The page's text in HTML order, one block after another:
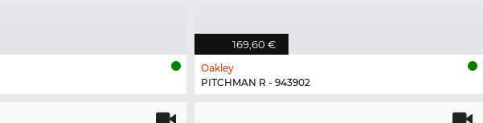
169,60 €
Oakley
PITCHMAN R - 943902